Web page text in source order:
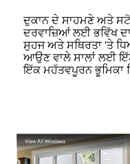
ਦੁਕਾਨ ਦੇ ਸਾਹਮਣੇ ਅਤੇ
ਦਰਵਾਜ਼ਿਆਂ ਲਈ ਭਵਿੱਖ
ਸੁਹਜ ਅਤੇ ਸਥਿਰਤਾ 'ਤੇ
ਆਉਣ ਵਾਲੇ ਸਾਲਾਂ ਲਈ
ਇੱਕ ਮਹੱਤਵਪੂਰਨ ਭੂਮਿਕਾ